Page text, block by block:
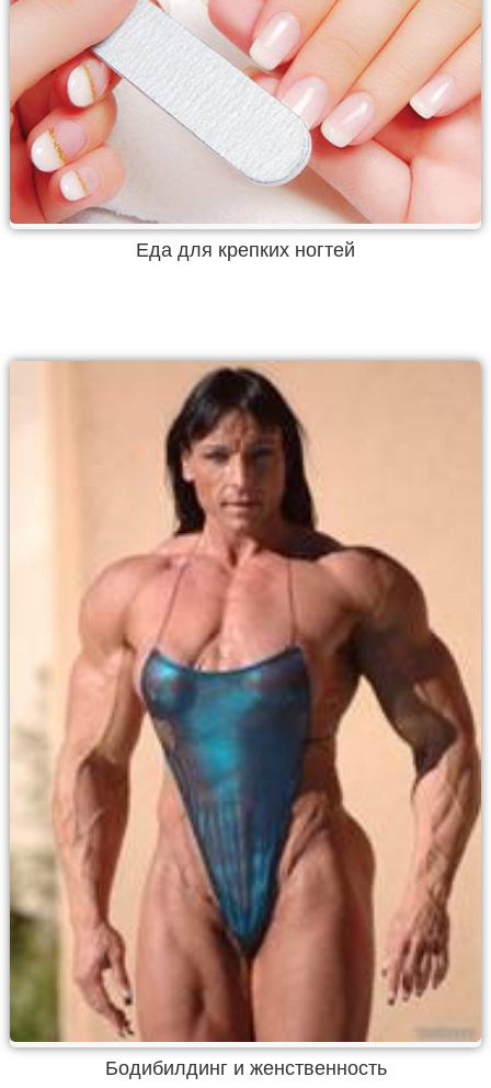
Еда для крепких ногтей
Бодибилдинг и женственность